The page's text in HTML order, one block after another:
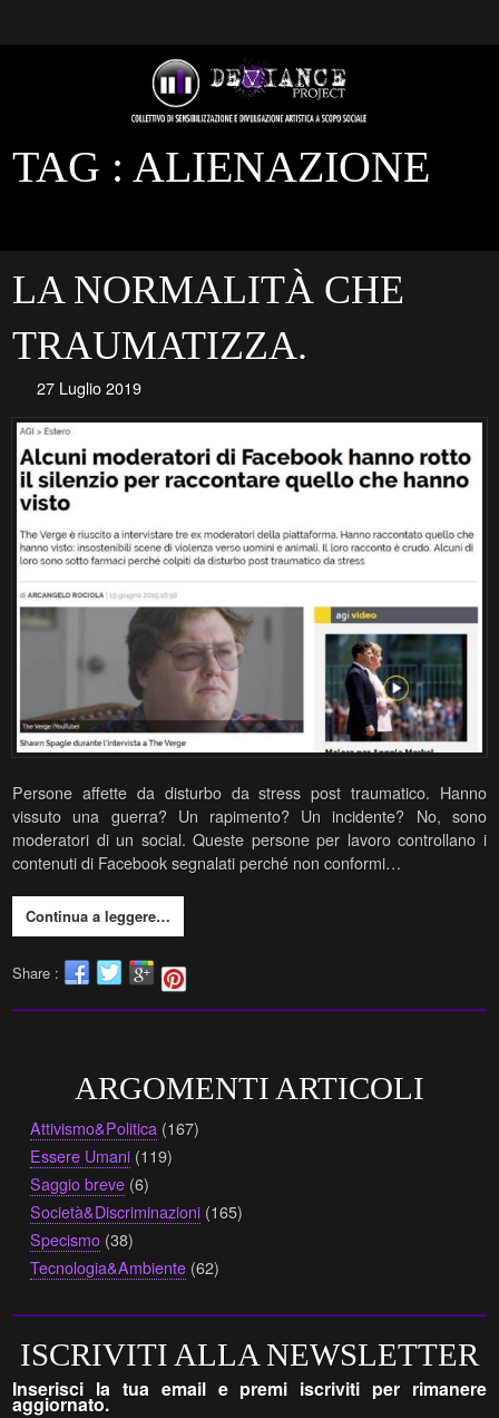
TAG :ALIENAZIONE
LA NORMALITÀ CHE
TRAUMATIZZA.
27 Luglio 2019
Persone affette da disturbo da stress post traumatico. Hanno
vissuto una guerra? Un rapimento? Un incidente? No, sono
moderatori di un social. Queste persone per lavoro controllano i
contenuti di Facebook segnalati perché non conformi…
Continua a leggere…
Share :
ARGOMENTI ARTICOLI
Attivismo&Politica (167)
Essere Umani (119)
Saggio breve (6)
Società&Discriminazioni (165)
Specismo (38)
Tecnologia&Ambiente (62)
ISCRIVITI ALLA NEWSLETTER
Inserisci la tua email e premi iscriviti per rimanere
aggiornato.